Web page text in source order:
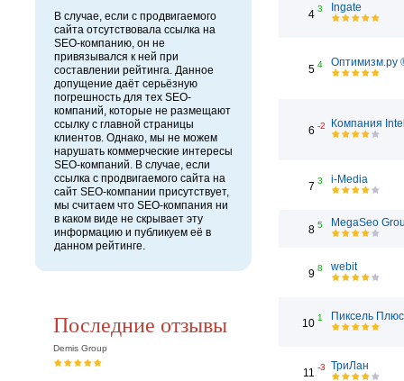
В случае, если с продвигаемого
сайта отсутствовала ссылка на
SEO-компанию, он не
привязывался к ней при
составлении рейтинга. Данное
допущение даёт серьёзную
погрешность для тех SEO-
компаний, которые не размещают
ссылку с главной страницы
клиентов. Однако, мы не можем
нарушать коммерческие интересы
SEO-компаний. В случае, если
ссылка с продвигаемого сайта на
сайт SEO-компании присутствует,
мы считаем что SEO-компания ни
в каком виде не скрывает эту
информацию и публикуем её в
данном рейтинге.
Последние отзывы
Demis Group
4 3 Ingate
5 4 Оптимизм.ру
6 -2 Компания
7 3 i-Media
8 5 MegaSeo
9 8 webit
10 1 Пиксель Плюс
11 -3 ТриЛан